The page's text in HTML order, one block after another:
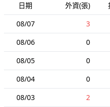
日期 外資(張)
08/07
3
08/06
0
08/05
0
08/04
0
08/03
2